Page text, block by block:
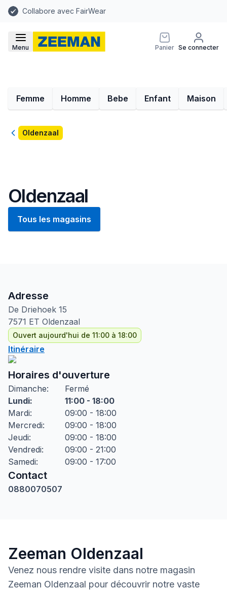
Collabore avec FairWear
Menu Panier Se connecter
Femme Homme Bebe Enfant Maison
RetourOldenzaal
Oldenzaal
Tous les magasins
Adresse
De Driehoek 15
7571 ET Oldenzaal
Ouvert aujourd'hui de 11:00 à 18:00
Itinéraire
Horaires d'ouverture
Dimanche:
Fermé
Lundi:
11:00 - 18:00
Mardi:
09:00 - 18:00
Mercredi:
09:00 - 18:00
Jeudi:
09:00 - 18:00
Vendredi:
09:00 - 21:00
Samedi: 09:00 - 17:00
Contact
0880070507
Zeeman Oldenzaal
Venez nous rendre visite dans notre magasin
Zeeman Oldenzaal pour découvrir notre vaste